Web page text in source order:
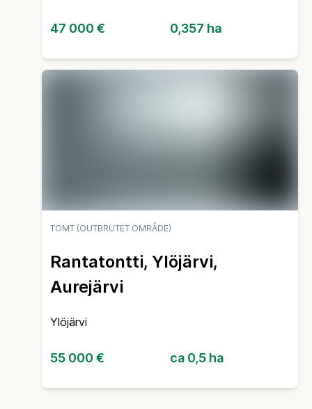
47 000 € 0,357 ha
TOMT (OUTBRUTET OMRÅDE)
Rantatontti, Ylöjärvi,
Aurejärvi
Ylöjärvi
55 000 € ca 0,5 ha